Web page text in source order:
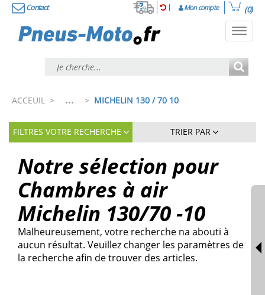
Contact Mon compte (0)
ACCEUIL > ... > MICHELIN 130 / 70 10
FILTRES VOTRE RECHERCHE TRIER PAR
Notre sélection pour
Chambres à air
Michelin 130/70 -10
Malheureusement, votre recherche na abouti à
aucun résultat. Veuillez changer les paramètres de
la recherche afin de trouver des articles.